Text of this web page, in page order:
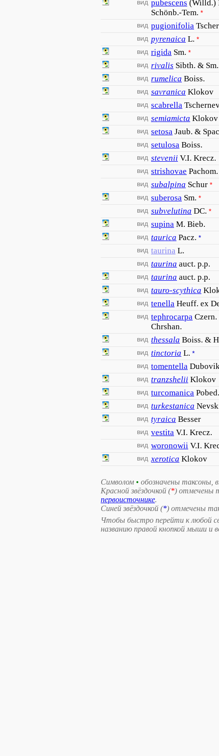
вид pubescens (Willd.)
Schönb.-Tem. *
вид pugionifolia
вид pyrenaica L. *
вид rigida Sm. *
вид rivalis Sibth. & Sm.
вид rumelica Boiss.
вид savranica Klokov
вид scabrella
вид semiamicta Klokov
вид setosa Jaub. &
вид setulosa Boiss.
вид stevenii V.I. Krecz.
вид strishovae
вид subalpina Schur *
вид suberosa Sm. *
вид subvelutina DC. *
вид supina M. Bieb.
вид taurica Pacz. *
вид taurina L.
вид taurina auct. p.p.
вид taurina auct. p.p.
вид tauro-scythica
вид tenella Heuff. ex
вид tephrocarpa
Chrshan.
вид thessala Boiss. &
вид tinctoria L. *
вид tomentella
вид tranzshelii Klokov
вид turcomanica Pobed.
вид turkestanica
вид tyraica Besser
вид vestita V.I. Krecz.
вид woronowii V.I.
вид xerotica Klokov
Символом • обозначены таксоны,
Красной звёздочкой (*) отмечены
первоисточнике.
Синей звёздочкой (*) отмечены
Чтобы быстро перейти к любой
названию правой кнопкой мыши и